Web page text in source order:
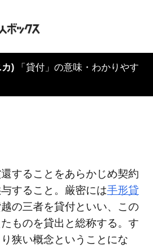
カ) 「貸付」の意味・わかりやす
することをあらかじめ契約
すること。厳密には手形貸
の三者を貸付といい、この
ものを貸出と総称する。す
狭い概念ということにな